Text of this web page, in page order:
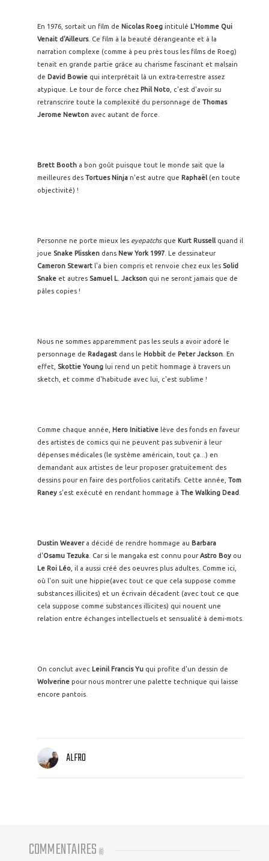
En 1976, sortait un film de Nicolas Roeg intitulé L'Homme Qui
Venait d'Ailleurs. Ce film à la beauté dérangeante et à la
narration complexe (comme à peu près tous les films de Roeg)
tenait en grande partie grâce au charisme fascinant et malsain
de David Bowie qui interprétait là un extra-terrestre assez
atypique. Le tour de force chez Phil Noto , c'est d'avoir su
retranscrire toute la complexité du personnage de Thomas
Jerome Newton avec autant de force.
Brett Booth a bon goût puisque tout le monde sait que la
meilleures des Tortues Ninja n'est autre que Raphaël (en toute
objectivité) !
Personne ne porte mieux les eyepatchs que Kurt Russell quand il
joue Snake Plissken dans New York 1997 . Le dessinateur
Cameron Stewart l'a bien compris et renvoie chez eux les Solid
Snake et autres Samuel L. Jackson qui ne seront jamais que de
pâles copies !
Nous ne sommes apparemment pas les seuls a avoir adoré le
personnage de Radagast dans le Hobbit de Peter Jackson . En
effet, Skottie Young lui rend un petit hommage à travers un
sketch, et comme d'habitude avec lui, c'est sublime !
Comme chaque année, Hero Initiative lève des fonds en faveur
des artistes de comics qui ne peuvent pas subvenir à leur
dépenses médicales (le système américain, tout ça...) en
demandant aux artistes de leur proposer gratuitement des
dessins pour en faire des portfolios caritatifs. Cette année, Tom
Raney s'est exécuté en rendant hommage à The Walking Dead
Dustin Weavera décidé de rendre hommage au Barbara
d'Osamu Tezuka . Car si le mangaka est connu pourAstro Boy ou
Le Roi Léo , il a aussi créé des oeuvres plus adultes. Comme ici,
où l'on suit une hippie(avec tout ce que cela suppose comme
substances illicites) et un écrivain décadent (avec tout ce que
cela suppose comme substances illicites) qui nouent une
relation entre échanges intellectuels et sensualité à demi-mots.
On conclut avec Leinil Francis Yu qui profite d'un dessin de
Wolverine pour nous montrer une palette technique qui laisse
encore pantois.
ALFRO
COMMENTAIRES (6)